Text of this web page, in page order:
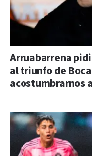
Arruabarrena
al triunfo de
acostumbrarnos